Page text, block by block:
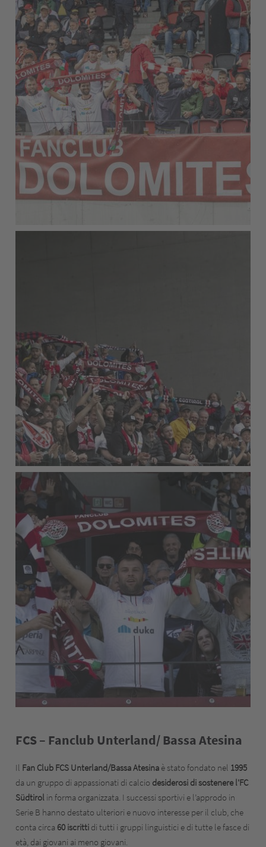
‎FCS – Fanclub Unterland/ Bassa Atesina
Il Fan Club FCS Unterland/Bassa Atesina è stato fondato nel 1995
da un gruppo di appassionati di calcio desiderosi di sostenere l'FC
Südtirol in forma organizzata. I successi sportivi e l’approdo in
Serie B hanno destato ulteriori e nuovo interesse per il club, che
conta circa 60 iscritti di tutti i gruppi linguistici e di tutte le fasce di
età, dai giovani ai meno giovani.